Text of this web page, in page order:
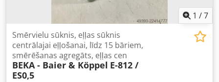
1 /7
Smērvielu sūknis, eļļas sūknis
centrālajai eļļošanai, līdz 15 bāriem,
smērēšanas agregāts, eļļas cen
BEKA - Baier & Köppel E-812 /
ES0,5